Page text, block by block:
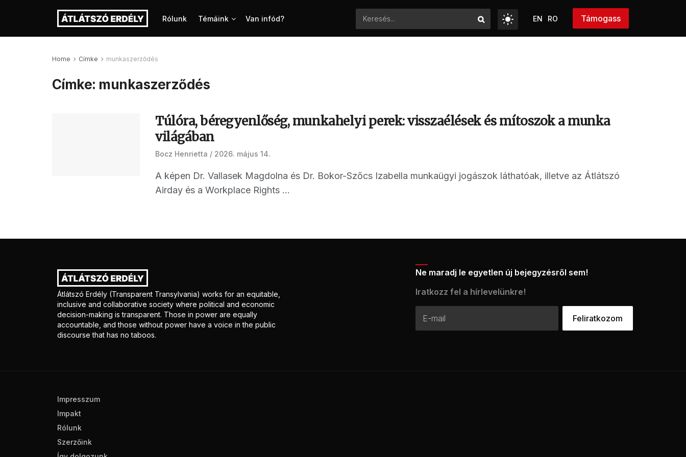
Rólunk Témáink Van infód? EN RO Támogass
Home Címke munkaszerződés
Címke: munkaszerződés
Túlóra, béregyenlőség, munkahelyi perek: visszaélések és mítoszok a munka
világában
Bocz Henrietta 2026. május 14.
A képen Dr. Vallasek Magdolna és Dr. Bokor-Szőcs Izabella munkaügyi jogászok láthatóak, illetve az Átlátszó
Airday és a Workplace Rights ...
Átlátszó Erdély (Transparent Transylvania) works for an equitable,
inclusive and collaborative society where political and economic
decision-making is transparent. Those in power are equally
accountable, and those without power have a voice in the public
discourse that has no taboos.
Ne maradj le egyetlen új bejegyzésről sem!
Iratkozz fel a hírlevelünkre!
Impresszum
Impakt
Rólunk
Szerzőink